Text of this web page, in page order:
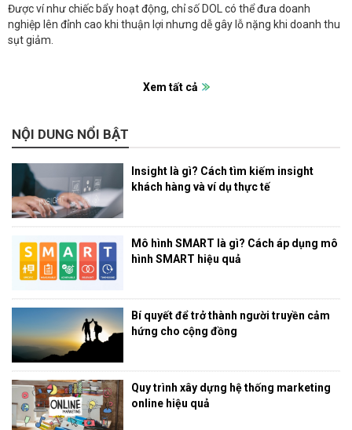
Được ví như chiếc bẩy hoạt động, chỉ số DOL có thể đưa doanh
nghiệp lên đỉnh cao khi thuận lợi nhưng dễ gây lỗ nặng khi doanh thu
sụt giảm.
Xem tất cả
NỘI DUNG NỔI BẬT
Insight là gì? Cách tìm kiếm insight
khách hàng và ví dụ thực tế
Mô hình SMART là gì? Cách áp dụng mô
hình SMART hiệu quả
Bí quyết để trở thành người truyền cảm
hứng cho cộng đồng
Quy trình xây dựng hệ thống marketing
online hiệu quả